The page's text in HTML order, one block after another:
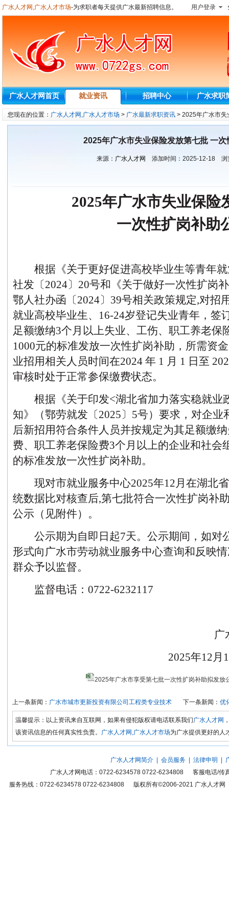
广水人才网,广水人才市场-为求职者每天提供广水最新招聘信息。 用户登录
广水人才网首页 就业资讯 招聘中心 广水求职
您现在的位置： 广水人才网,广水人才市场 > 广水最新求职资讯 > 2025年广水市失
2025年广水市失业保险发放第七批 一次
来源： 广水人才网 添加时间： 2025-12-18浏
2025年广水市失业保险
一次性扩岗补助
根据《关于更好促进高校毕业生等青年
社发 〔2024〕 20号和《关于做好一次性扩岗
鄂人社办函 〔2024〕 39号相关政策规定,对招
就业高校毕业生、
16-24岁登记失业青年，签
足额缴纳3个月以上失业、工伤、职工养老保
1000元的标准发放一次性扩岗补助，所需资
业招用相关人员时间在2024 年 1 月 1 日至
审核时处于正常参保缴费状态。
根据《关于印发<湖北省加力落实稳就业
知》（鄂劳就发〔2025〕5号）要求，对企业
后新招用符合条件人员并按规定为其足额缴
费、职工养老保险费3个月以上的企业和社会
的标准发放一次性扩岗补助。
现对市就业服务中心2025年12月在湖北
统数据比对核查后,第七批符合一次性扩岗补
公示（见附件）。
公示期为自即日起7天。公示期间，如对
形式向 广水市劳动就业服务中心查询和反映
群众予以监督。
监督电话：0722-6232117
广
2025年12月
2025年广水市享受第七批一次性扩岗补助拟发放
上一条新闻： 广水市城市更新投资有限公司工程类专业技术 下一条新闻： 优
温馨提示：以上资讯来自互联网，如果有侵犯版权请电话联系我们广水人才网
该资讯信息的任何真实性负责。
广水人才网,广水人才市场为广水提供更好的人
广水人才网简介| 会员服务| 法律申明
广水人才网 电话：0722-6234578 0722-6234808 客服电话/传
服务热线：0722-6234578 0722-6234808 版权所有©2006-2021 广水人才网